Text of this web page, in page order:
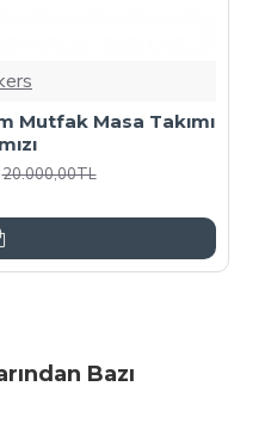
Polipropilen Masa
Wermodin veya
Mermer-Antrasit
Bazı